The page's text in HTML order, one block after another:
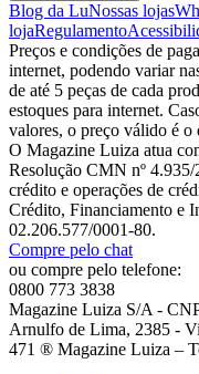
Blog da LuNossas lojas
lojaRegulamento
Preços e condições de
internet, podendo variar
de até 5 peças de cada
estoques para internet.
valores, o preço válido é o
O Magazine Luiza atua
Resolução CMN nº 4.935/
crédito e operações de
Crédito, Financiamento e
02.206.577/0001-80.
Compre pelo chat
ou compre pelo telefone:
0800 773 3838
Magazine Luiza S/A -
Arnulfo de Lima, 2385 -
471 ® Magazine Luiza –